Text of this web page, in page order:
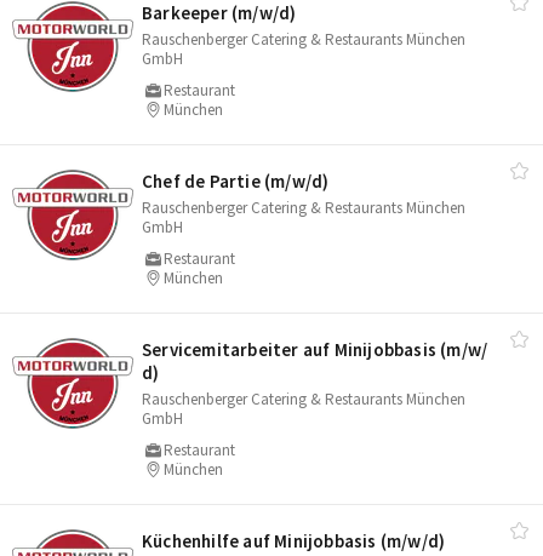
Barkeeper (m/​w/​d)
Rauschenberger Catering & Restaurants München
GmbH
Restaurant
München
Chef de Partie (m/​w/​d)
Rauschenberger Catering & Restaurants München
GmbH
Restaurant
München
Servicemitarbeiter auf Minijobbasis (m/​w/​
d)
Rauschenberger Catering & Restaurants München
GmbH
Restaurant
München
Küchenhilfe auf Minijobbasis (m/​w/​d)